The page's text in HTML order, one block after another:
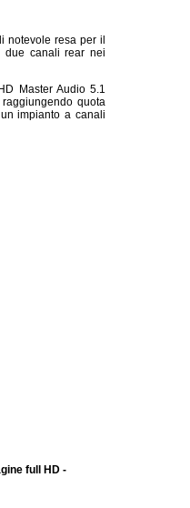
notevole resa per il
due canali rear nei
Master Audio 5.1
quota
impianto a canali
full HD -